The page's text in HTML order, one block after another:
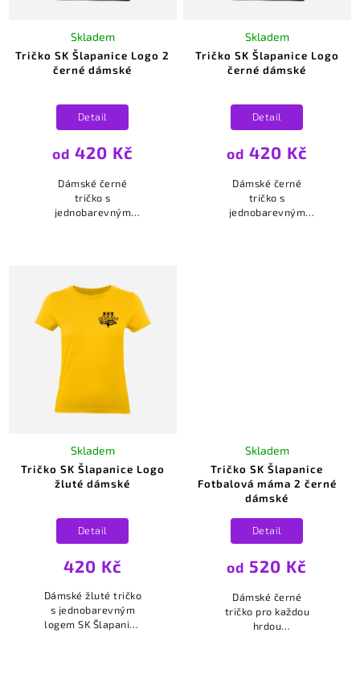
Tričko SK Šlapanice Logo 2
černé dámské
Skladem
od 420 Kč
Detail
Dámské černé
tričko s
jednobarevným
Tričko SK Šlapanice Logo
černé dámské
Skladem
od 420 Kč
Detail
Dámské černé
tričko s
jednobarevným
Tričko SK Šlapanice Logo
žluté dámské
Skladem
420 Kč
Detail
Dámské žluté tričko
s jednobarevným
logem SK Šlapanice
Tričko SK Šlapanice
Fotbalová máma 2 černé
dámské
Skladem
od 520 Kč
Detail
Dámské černé
tričko pro každou
hrdou